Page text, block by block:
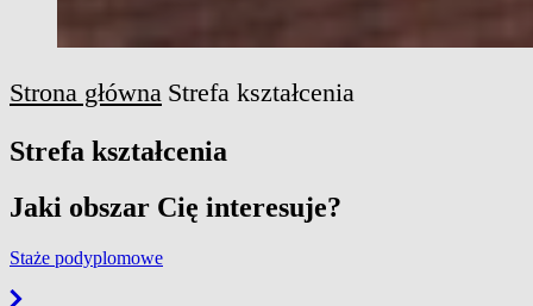
Strona główna Strefa kształcenia
Strefa kształcenia
Jaki obszar Cię interesuje?
Staże podyplomowe